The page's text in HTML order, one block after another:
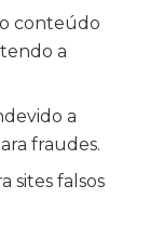
conteúdo
a
a
fraudes.
sites falsos